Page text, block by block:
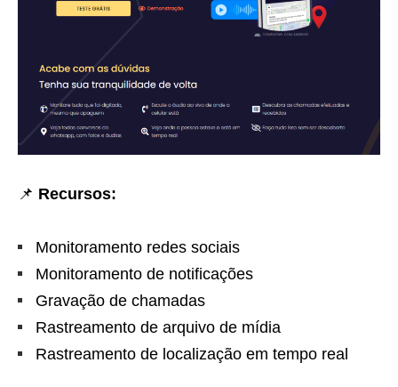
📌 Recursos:
Monitoramento redes sociais
Monitoramento de notificações
Gravação de chamadas
Rastreamento de arquivo de mídia
Rastreamento de localização em tempo real